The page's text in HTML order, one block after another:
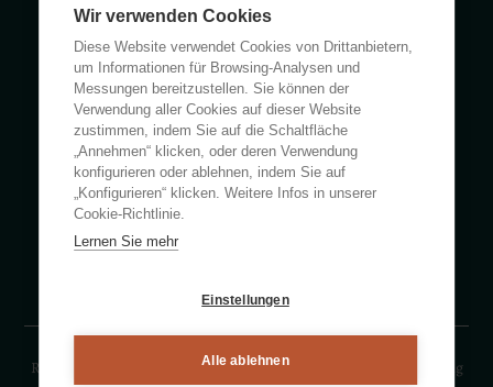
Calle Rumanía 26 · 03503 Benidorm (Alicante)
(+34) 965 855 100
apartamentos@ciudadpatricia.com
NACHRICHTEN
Rechtlicher Hinweise Datenschutzerklärung Cookies-Erklärung
Wir verwenden Cookies
Diese Website verwendet Cookies von Drittanbietern,
um Informationen für Browsing-Analysen und
Messungen bereitzustellen. Sie können der
Verwendung aller Cookies auf dieser Website
zustimmen, indem Sie auf die Schaltfläche
„Annehmen“ klicken, oder deren Verwendung
konfigurieren oder ablehnen, indem Sie auf
„Konfigurieren“ klicken. Weitere Infos in unserer
Cookie-Richtlinie.
Lernen Sie mehr
Einstellungen
Alle ablehnen